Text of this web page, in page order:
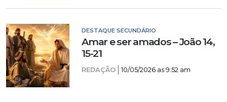
DESTAQUE SECUNDÁRIO
Amar e ser amados – João 14,
15-21
REDAÇÃO 10/05/2026 as 9:52 am